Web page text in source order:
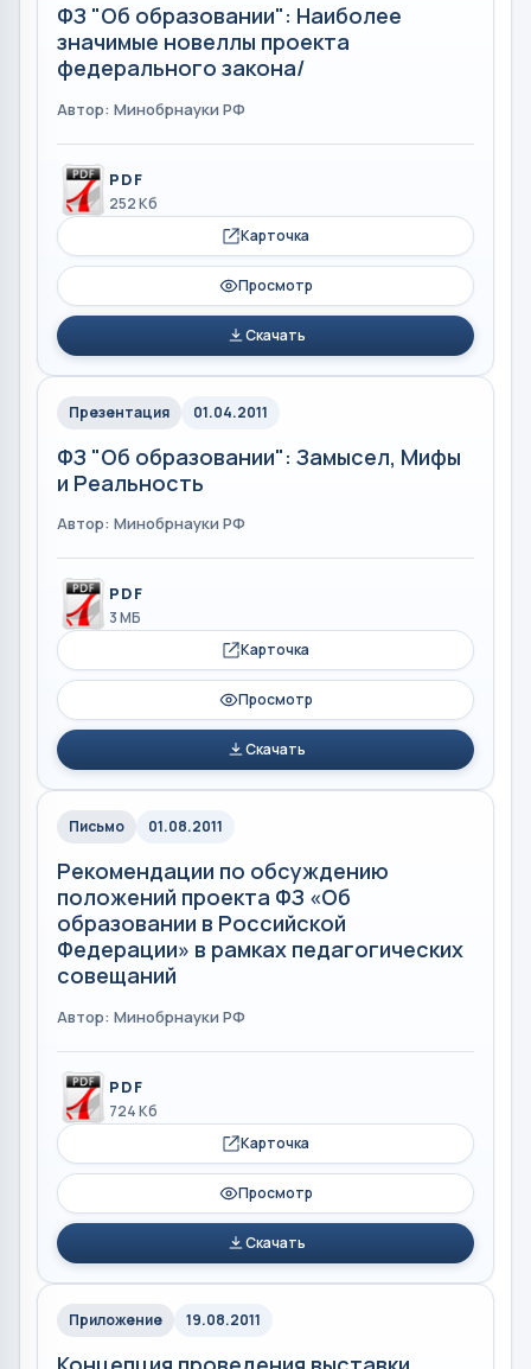
ФЗ "Об образовании": Наиболее
значимые новеллы проекта
федерального закона/
Автор: Минобрнауки РФ
PDF
252 Кб
Карточка
Просмотр
Скачать
Презентация 01.04.2011
ФЗ "Об образовании": Замысел, Мифы
и Реальность
Автор: Минобрнауки РФ
PDF
3 МБ
Карточка
Просмотр
Скачать
Письмо 01.08.2011
Рекомендации по обсуждению
положений проекта ФЗ «Об
образовании в Российской
Федерации» в рамках педагогических
совещаний
Автор: Минобрнауки РФ
PDF
724 Кб
Карточка
Просмотр
Скачать
Приложение 19.08.2011